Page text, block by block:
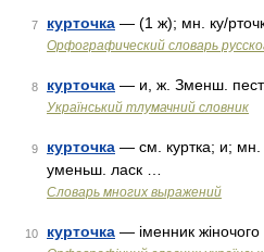
7 курточка — (1 ж); мн. ку/
Орфографический словарь
8 курточка — и, ж. Зменш.
Український тлумачний словник
9 курточка — см. куртка; и; мн.
уменьш. ласк …
Словарь многих выражений
10 курточка — іменник жіночого